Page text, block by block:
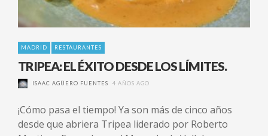
MADRID RESTAURANTES
TRIPEA: EL ÉXITO DESDE LOS LÍMITES.
ISAAC AGÜERO FUENTES 4 AÑOS AGO
¡Cómo pasa el tiempo! Ya son más de cinco años
desde que abriera Tripea liderado por Roberto